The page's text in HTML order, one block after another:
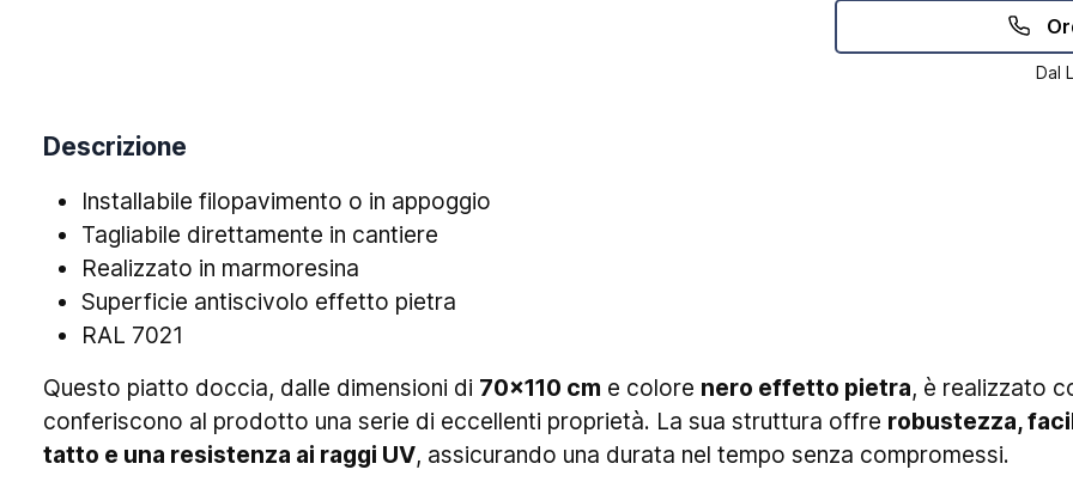
Dal
Descrizione
Installabile filopavimento o in appoggio
Tagliabile direttamente in cantiere
Realizzato in marmoresina
Superficie antiscivolo effetto pietra
RAL 7021
Questo piatto doccia, dalle dimensioni di 70x110 cm e colore nero effetto pietra, è realizzato
conferiscono al prodotto una serie di eccellenti proprietà. La sua struttura offre robustezza,
tatto e una resistenza ai raggi UV, assicurando una durata nel tempo senza compromessi.